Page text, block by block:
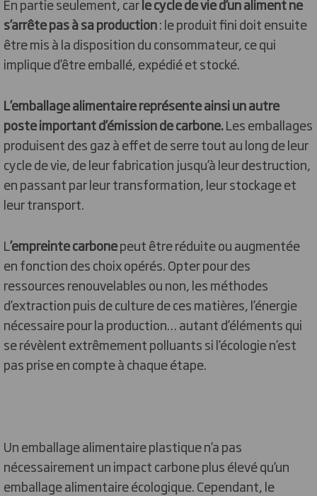
En partie seulement, car le cycle de vie d’un aliment ne
s’arrête pas à sa production: le produit fini doit ensuite
être mis à la disposition du consommateur, ce qui
implique d’être emballé, expédié et stocké.
L’emballage alimentaire représente ainsi un autre
poste important d’émission de carbone.Les emballages
produisent des gaz à effet de serre tout au long de leur
cycle de vie, de leur fabrication jusqu’à leur destruction,
en passant par leur transformation, leur stockage et
leur transport.
L’empreinte carbonepeut être réduite ou augmentée
en fonction des choix opérés. Opter pour des
ressources renouvelables ou non, les méthodes
d’extraction puis de culture de ces matières, l’énergie
nécessaire pour la production… autant d’éléments qui
se révèlent extrêmement polluants si l’écologie n’est
pas prise en compte à chaque étape.
Un emballage alimentaire plastique n’a pas
nécessairement un impact carbone plus élevé qu’un
emballage alimentaire écologique. Cependant, le